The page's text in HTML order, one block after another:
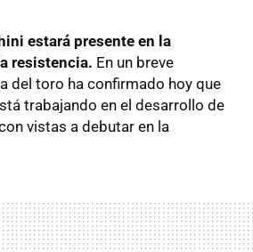
estará presente en la
resistencia. En un breve
del toro ha confirmado hoy que
trabajando en el desarrollo de
vistas a debutar en la